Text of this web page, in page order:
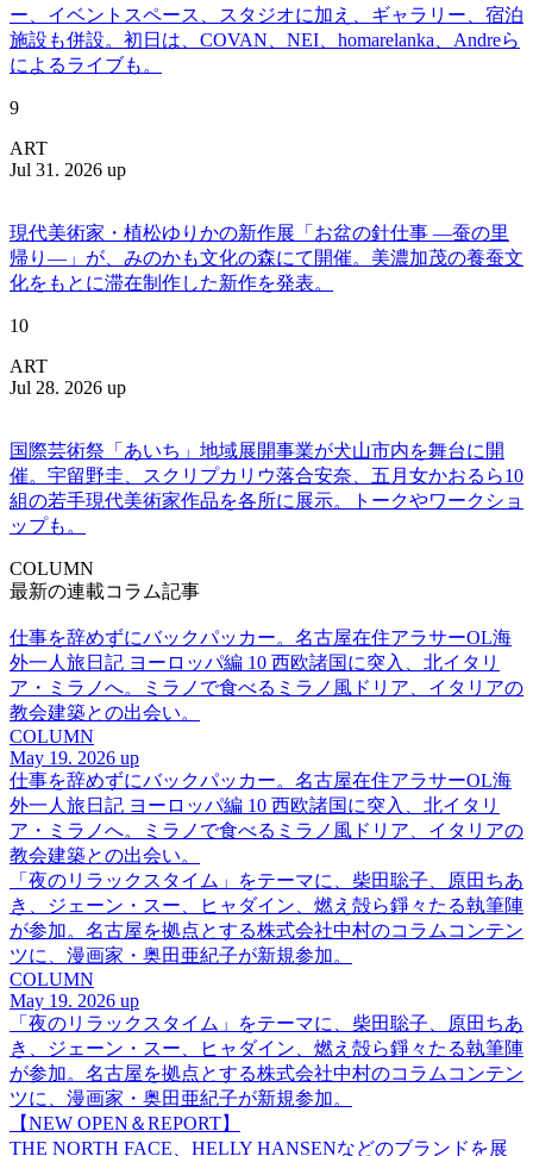
ー、イベントスペース、スタジオに加え、ギャラリー、宿泊
施設も併設。初日は、COVAN、NEI、homarelanka、Andreら
によるライブも。
9
ART
Jul 31. 2026 up
現代美術家・植松ゆりかの新作展「お盆の針仕事 ―蚕の里
帰り―」が、みのかも文化の森にて開催。美濃加茂の養蚕文
化をもとに滞在制作した新作を発表。
10
ART
Jul 28. 2026 up
国際芸術祭「あいち」地域展開事業が犬山市内を舞台に開
催。宇留野圭、スクリプカリウ落合安奈、五月女かおるら10
組の若手現代美術家作品を各所に展示。トークやワークショ
ップも。
COLUMN
最新の連載コラム記事
仕事を辞めずにバックパッカー。名古屋在住アラサーOL海
外一人旅日記 ヨーロッパ編 10 西欧諸国に突入、北イタリ
ア・ミラノへ。ミラノで食べるミラノ風ドリア、イタリアの
教会建築との出会い。
COLUMN
May 19. 2026 up
仕事を辞めずにバックパッカー。名古屋在住アラサーOL海
外一人旅日記 ヨーロッパ編 10 西欧諸国に突入、北イタリ
ア・ミラノへ。ミラノで食べるミラノ風ドリア、イタリアの
教会建築との出会い。
「夜のリラックスタイム」をテーマに、柴田聡子、原田ちあ
き、ジェーン・スー、ヒャダイン、燃え殻ら錚々たる執筆陣
が参加。名古屋を拠点とする株式会社中村のコラムコンテン
ツに、漫画家・奥田亜紀子が新規参加。
COLUMN
May 19. 2026 up
「夜のリラックスタイム」をテーマに、柴田聡子、原田ちあ
き、ジェーン・スー、ヒャダイン、燃え殻ら錚々たる執筆陣
が参加。名古屋を拠点とする株式会社中村のコラムコンテン
ツに、漫画家・奥田亜紀子が新規参加。
【NEW OPEN＆REPORT】
THE NORTH FACE、HELLY HANSENなどのブランドを展